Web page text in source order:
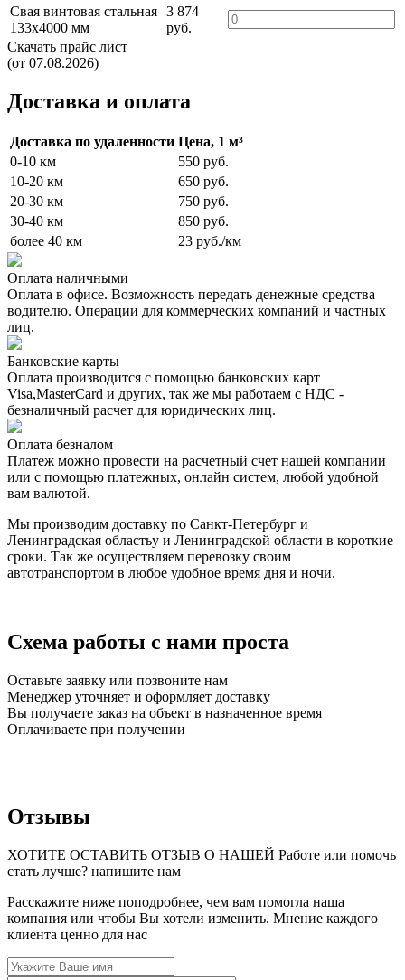
Свая винтовая стальная
133х4000 мм
3 874
руб.
Скачать прайс лист
(от 07.08.2026)
Доставка и оплата
Доставка по удаленности Цена, 1 м³
0-10 км
550 руб.
10-20 км
650 руб.
20-30 км
750 руб.
30-40 км
850 руб.
более 40 км
23 руб./км
Оплата наличными
Оплата в офисе. Возможность передать денежные средства
водителю. Операции для коммерческих компаний и частных
лиц.
Банковские карты
Оплата производится с помощью банковских карт
Visa,MasterCard и других, так же мы работаем с НДС -
безналичный расчет для юридических лиц.
Оплата безналом
Платеж можно провести на расчетный счет нашей компании
или с помощью платежных, онлайн систем, любой удобной
вам валютой.
Мы производим доставку по Санкт-Петербург и
Ленинградская областьу и Ленинградской области в короткие
сроки. Так же осуществляем перевозку своим
автотранспортом в любое удобное время дня и ночи.
Схема работы с нами проста
Оставьте заявку или позвоните нам
Менеджер уточняет и оформляет доставку
Вы получаете заказ на объект в назначенное время
Оплачиваете при получении
Отзывы
ХОТИТЕ ОСТАВИТЬ ОТЗЫВ О НАШЕЙ Работе или помочь
стать лучше? напишите нам
Расскажите ниже поподробнее, чем вам помогла наша
компания или чтобы Вы хотели изменить. Мнение каждого
клиента ценно для нас